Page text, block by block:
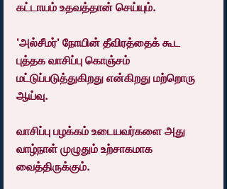
கட்டாயம் உதவத்தான் செய்யும்.
'அல்சீமர்' நோயின் தீவிரத்தைக் கூட
புத்தக வாசிப்பு கொஞ்சம்
மட்டுப்படுத்துகிறது என்கிறது மற்றொரு
ஆய்வு.
வாசிப்பு பழக்கம் உடையவர்களை அது
வாழ்நாள் முழுதும் உற்சாகமாக
வைத்திருக்கும்.